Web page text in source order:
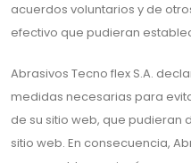
acuerdos voluntarios y de
efectivo que pudieran
Abrasivos Tecno flex S.A.
medidas necesarias para
de su sitio web, que pudieran
sitio web. En consecuencia,